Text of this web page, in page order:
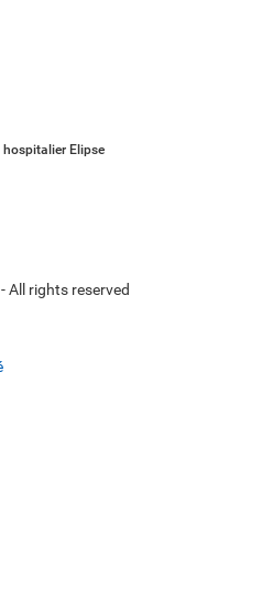
hospitalier Elipse
All rights reserved